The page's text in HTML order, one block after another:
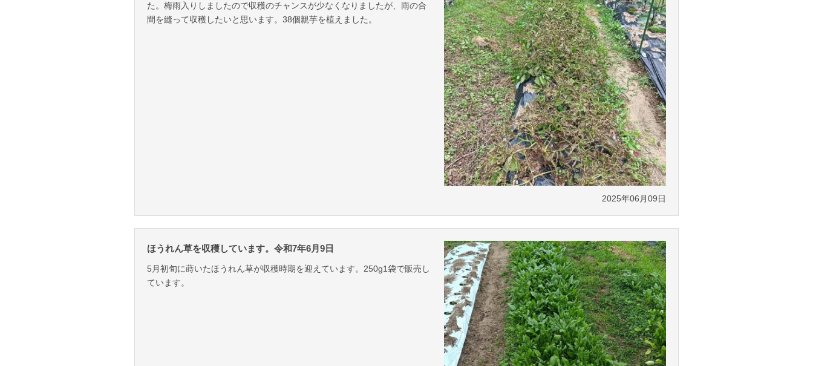
た。梅雨入りしましたので収穫のチャンスが少なくなりましたが、雨の合
間を縫って収穫したいと思います。38個親芋を植えました。
2025年06月09日
ほうれん草を収穫しています。令和7年6月9日
5月初旬に蒔いたほうれん草が収穫時期を迎えています。250g1袋で販売し
ています。